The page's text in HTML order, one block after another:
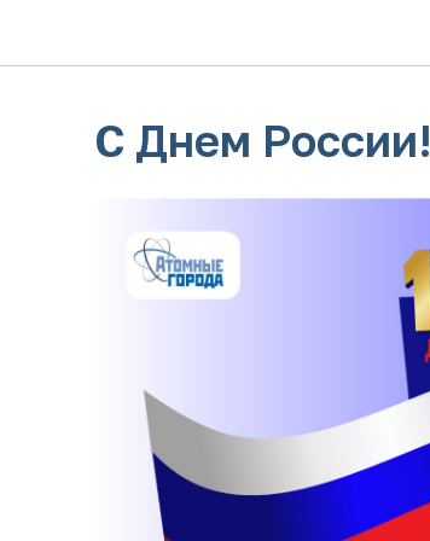
С Днем России!